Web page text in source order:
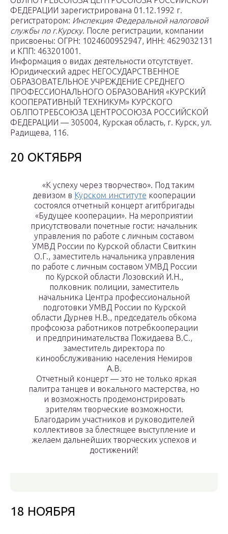
ФЕДЕРАЦИИ зарегистрирована 01.12.1992 г.
регистратором: Инспекция Федеральной налоговой
службы по г.Курску. После регистрации, компании
присвоены: ОГРН: 1024600952947, ИНН: 4629032131
и КПП: 463201001.
Информация о видах деятельности отсутствует.
Юридический адрес НЕГОСУДАРСТВЕННОЕ
ОБРАЗОВАТЕЛЬНОЕ УЧРЕЖДЕНИЕ СРЕДНЕГО
ПРОФЕССИОНАЛЬНОГО ОБРАЗОВАНИЯ «КУРСКИЙ
КООПЕРАТИВНЫЙ ТЕХНИКУМ» КУРСКОГО
ОБЛПОТРЕБСОЮЗА ЦЕНТРОСОЮЗА РОССИЙСКОЙ
ФЕДЕРАЦИИ — 305004, Курская область, г. Курск, ул.
Радищева, 116.
20 ОКТЯБРЯ
«К успеху через творчество». Под таким
девизом в Курском институте кооперации
состоялся отчетный концерт агитбригады
«Будущее кооперации». На мероприятии
присутствовали почетные гости: начальник
управления по работе с личным составом
УМВД России по Курской области Свиткин
О.Г., заместитель начальника управления
по работе с личным составом УМВД России
по Курской области Лозовский И.Н.,
полковник полиции, заместитель
начальника Центра профессиональной
подготовки УМВД России по Курской
области Дурнев Н.В., председатель обкома
профсоюза работников потребкооперации
и предпринимательства Пожидаева В.С.,
заместитель директора по
кинообслуживанию населения Немиров
А.В.
Отчетный концерт — это не только яркая
палитра танцев и вокального мастерства, но
и возможность продемонстрировать
зрителям творческие возможности.
Благодарим участников и руководителей
коллективов за блестящее выступление и
желаем дальнейших творческих успехов и
достижений!
18 НОЯБРЯ